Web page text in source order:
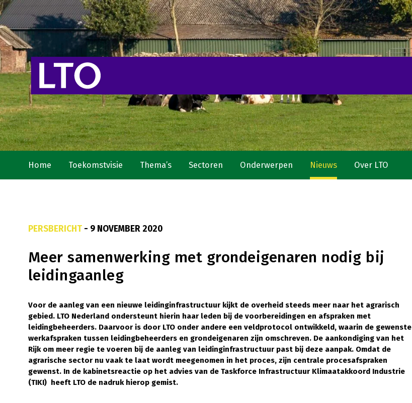
Home Toekomstvisie Thema’s Sectoren Onderwerpen Nieuws Over LTO
PERSBERICHT- 9 NOVEMBER 2020
Meer samenwerking met grondeigenaren nodig bij
leidingaanleg
Voor de aanleg van een nieuwe leidinginfrastructuur kijkt de overheid steeds meer naar het agrarisch
gebied. LTO Nederland ondersteunt hierin haar leden bij de voorbereidingen en afspraken met
leidingbeheerders. Daarvoor is door LTO onder andere een veldprotocol ontwikkeld, waarin de gewenste
werkafspraken tussen leidingbeheerders en grondeigenaren zijn omschreven. De aankondiging van het
Rijk om meer regie te voeren bij de aanleg van leidinginfrastructuur past bij deze aanpak. Omdat de
agrarische sector nu vaak te laat wordt meegenomen in het proces, zijn centrale procesafspraken
gewenst. In de kabinetsreactie op het advies van de Taskforce Infrastructuur Klimaatakkoord Industrie
(TIKI) heeft LTO de nadruk hierop gemist.